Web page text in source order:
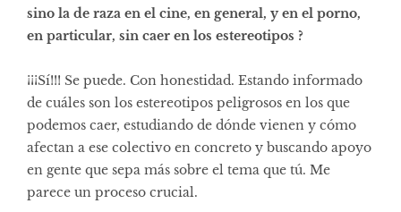
sino la de raza en el cine, en general, y en el porno,
en particular, sin caer en los estereotipos ?
¡¡¡Sí!!! Se puede. Con honestidad. Estando informado
de cuáles son los estereotipos peligrosos en los que
podemos caer, estudiando de dónde vienen y cómo
afectan a ese colectivo en concreto y buscando apoyo
en gente que sepa más sobre el tema que tú. Me
parece un proceso crucial.